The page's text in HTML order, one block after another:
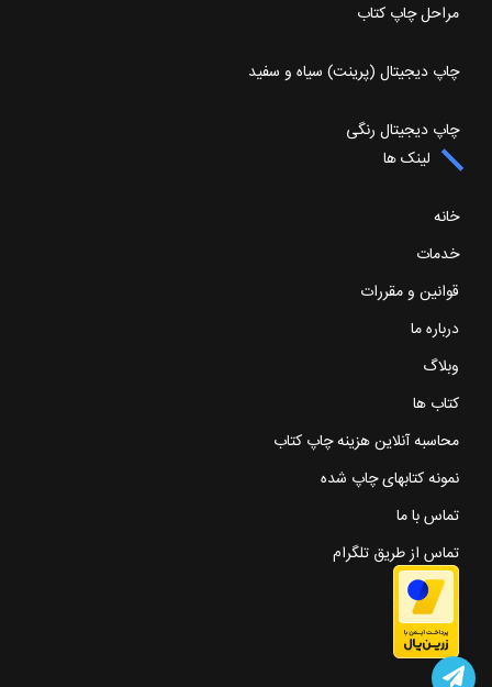
مراحل چاپ کتاب
چاپ دیجیتال (پرینت) سیاه و سفید
چاپ دیجیتال رنگی
لینک ها
خانه
خدمات
قوانین و مقررات
درباره ما
وبلاگ
کتاب ها
محاسبه آنلاین هزینه چاپ کتاب
نمونه کتابهای چاپ شده
تماس با ما
تماس از طریق تلگرام